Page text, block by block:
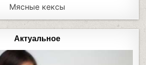
Мясные кексы
Актуальное